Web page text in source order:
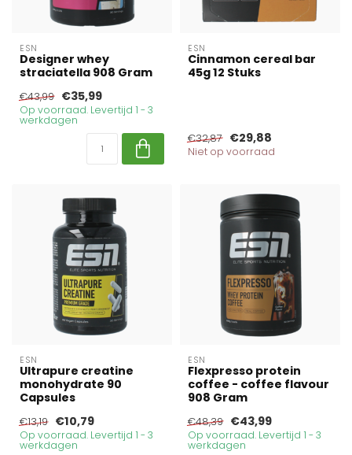
ESN
Designer whey
straciatella 908 Gram
€43,99 €35,99
Op voorraad. Levertijd 1 - 3
werkdagen
ESN
Cinnamon cereal bar
45g 12 Stuks
€32,87 €29,88
Niet op voorraad
ESN
Ultrapure creatine
monohydrate 90
Capsules
€13,19 €10,79
Op voorraad. Levertijd 1 - 3
werkdagen
ESN
Flexpresso protein
coffee - coffee flavour
908 Gram
€48,39 €43,99
Op voorraad. Levertijd 1 - 3
werkdagen